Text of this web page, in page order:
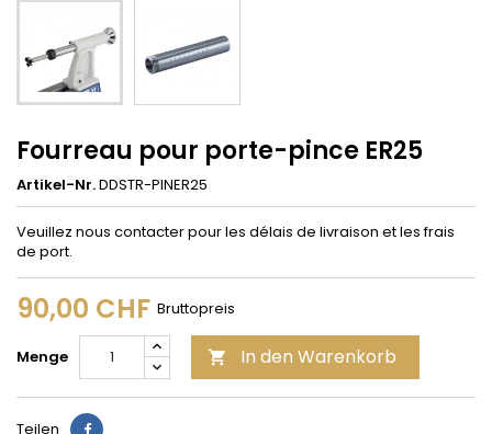
Fourreau pour porte-pince ER25
Artikel-Nr.DDSTR-PINER25
Veuillez nous contacter pour les délais de livraison et les frais
de port.
90,00 CHF Bruttopreis
Menge  In den Warenkorb
Teilen Teilen